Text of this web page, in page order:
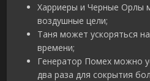
Харриеры и Черные Орлы
воздушные цели;
Таня может ускоряться
времени;
Генератор Помех можно
два раза для сокрытия